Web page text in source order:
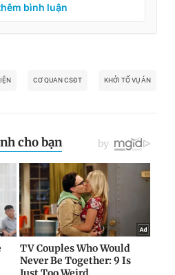
bình luận
CƠ QUAN CSĐT KHỞI TỐ VỤ ÁN